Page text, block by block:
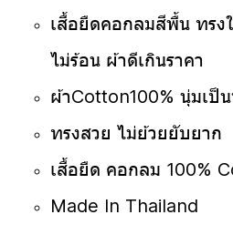
เสื้อยืดคอกลมสีพื้น ทรง
ไม่ร้อน ผ้าดีเกินราคา
ผ้าCotton100% นุ่มเป็
ทรงสวย ไม่ย้วยยับยาก
เสื้อยืด คอกลม 100%
Made In Thailand